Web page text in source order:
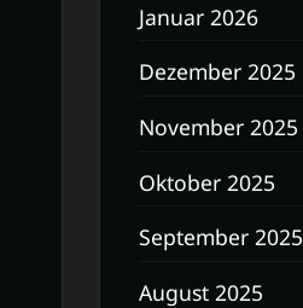
Januar 2026
Dezember 2025
November 2025
Oktober 2025
September 2025
August 2025